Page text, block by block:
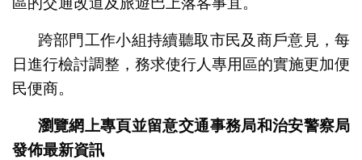
跨部門工作小組持續聽取市民及商戶意見，每
日進行檢討調整，務求使行人專用區的實施更加便
民便商。
瀏覽網上專頁並留意交通事務局和治安警察局
發佈最新資訊